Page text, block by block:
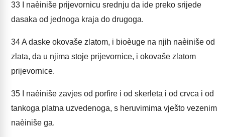
33 I naèiniše prijevornicu srednju da ide preko srijede
dasaka od jednoga kraja do drugoga.
34A daske okovaše zlatom, i bioèuge na njih naèiniše od
zlata, da u njima stoje prijevornice, i okovaše zlatom
prijevornice.
35 I naèiniše zavjes od porfire i od skerleta i od crvca i od
tankoga platna uzvedenoga, s heruvimima vješto vezenim
naèiniše ga.